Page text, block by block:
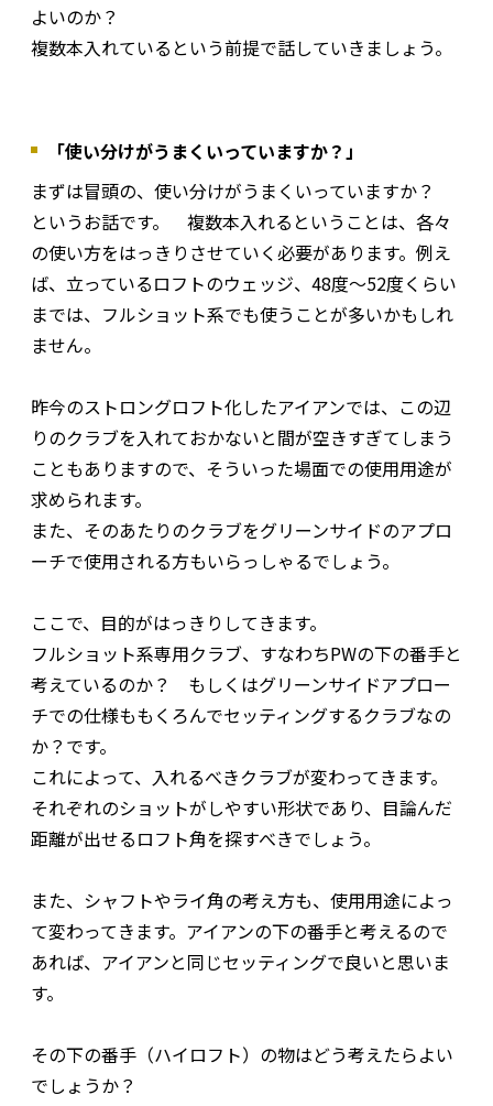
よいのか？
複数本入れているという前提で話していきましょう。
「使い分けがうまくいっていますか？」
まずは冒頭の、使い分けがうまくいっていますか？
というお話です。 複数本入れるということは、各々
の使い方をはっきりさせていく必要があります。例え
ば、立っているロフトのウェッジ、48度～52度くらい
までは、フルショット系でも使うことが多いかもしれ
ません。
昨今のストロングロフト化したアイアンでは、この辺
りのクラブを入れておかないと間が空きすぎてしまう
こともありますので、そういった場面での使用用途が
求められます。
また、そのあたりのクラブをグリーンサイドのアプロ
ーチで使用される方もいらっしゃるでしょう。
ここで、目的がはっきりしてきます。
フルショット系専用クラブ、すなわちPWの下の番手と
考えているのか？ もしくはグリーンサイドアプロー
チでの仕様ももくろんでセッティングするクラブなの
か？です。
これによって、入れるべきクラブが変わってきます。
それぞれのショットがしやすい形状であり、目論んだ
距離が出せるロフト角を探すべきでしょう。
また、シャフトやライ角の考え方も、使用用途によっ
て変わってきます。アイアンの下の番手と考えるので
あれば、アイアンと同じセッティングで良いと思いま
す。
その下の番手（ハイロフト）の物はどう考えたらよい
でしょうか？